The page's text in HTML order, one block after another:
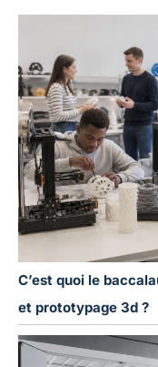
C’est quoi le
et prototypage 3d ?